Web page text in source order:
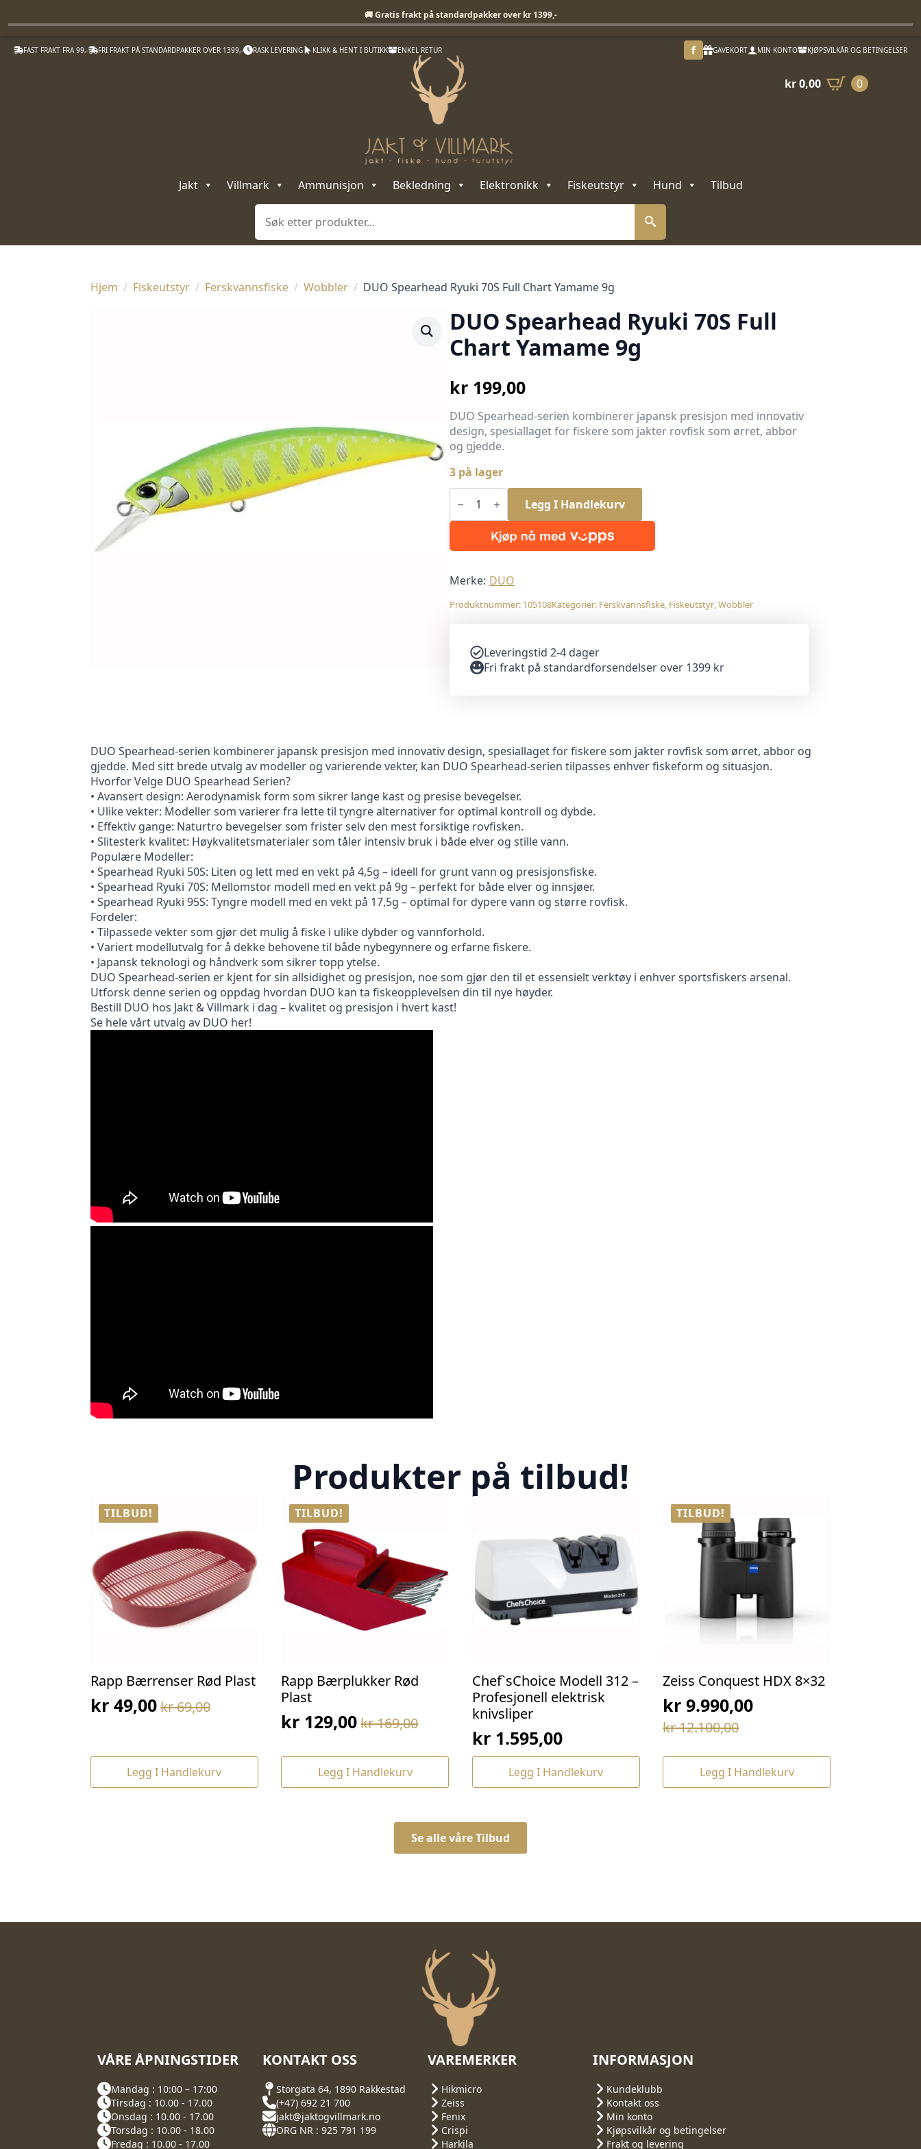
FAST FRAKT FRA 99,- FRI FRAKT PÅ STANDARDPAKKER OVER 1399,- RASK LEVERING KLIKK & HENT I BUTIKK ENKEL RETUR GAVEKORT MIN KONTO KJØPSVILKÅR OG BETINGELSER
kr0,00 0
Jakt Villmark Ammunisjon Bekledning Elektronikk Fiskeutstyr Hund
Tilbud
Søk
Hjem Fiskeutstyr Ferskvannsfiske Wobbler DUO Spearhead Ryuki 70S Full Chart Yamame 9g
DUO Spearhead Ryuki 70S Full
Chart Yamame 9g
kr 199,00
DUO Spearhead-serien kombinerer japansk presisjon med innovativ
design, spesiallaget for fiskere som jakter rovfisk som ørret, abbor
og gjedde.
3 på lager
DUO
Spearhead
70S
Chart
antall
Legg I Handlekurv
Merke: DUO
Produktnummer: 105108Kategorier: Ferskvannsfiske, Fiskeutstyr,Wobbler
Leveringstid 2-4 dager
Fri frakt på standardforsendelser over 1399 kr
DUO Spearhead-serien kombinerer japansk presisjon med innovativ design, spesiallaget for fiskere som jakter rovfisk som ørret, abbor og
gjedde. Med sitt brede utvalg av modeller og varierende vekter, kan DUO Spearhead-serien tilpasses enhver fiskeform og situasjon.
Hvorfor Velge DUO Spearhead Serien?
• Avansert design: Aerodynamisk form som sikrer lange kast og presise bevegelser.
• Ulike vekter: Modeller som varierer fra lette til tyngre alternativer for optimal kontroll og dybde.
• Effektiv gange: Naturtro bevegelser som frister selv den mest forsiktige rovfisken.
• Slitesterk kvalitet: Høykvalitetsmaterialer som tåler intensiv bruk i både elver og stille vann.
Populære Modeller:
• Spearhead Ryuki 50S: Liten og lett med en vekt på 4,5g – ideell for grunt vann og presisjonsfiske.
• Spearhead Ryuki 70S: Mellomstor modell med en vekt på 9g – perfekt for både elver og innsjøer.
• Spearhead Ryuki 95S: Tyngre modell med en vekt på 17,5g – optimal for dypere vann og større rovfisk.
Fordeler:
• Tilpassede vekter som gjør det mulig å fiske i ulike dybder og vannforhold.
• Variert modellutvalg for å dekke behovene til både nybegynnere og erfarne fiskere.
• Japansk teknologi og håndverk som sikrer topp ytelse.
DUO Spearhead-serien er kjent for sin allsidighet og presisjon, noe som gjør den til et essensielt verktøy i enhver sportsfiskers arsenal.
Utforsk denne serien og oppdag hvordan DUO kan ta fiskeopplevelsen din til nye høyder.
Bestill DUO hos Jakt & Villmark i dag – kvalitet og presisjon i hvert kast!
Se hele vårt utvalg av DUO her!
Produkter på tilbud!
TILBUD!
Rapp Bærrenser Rød Plast
kr69,00
Opprinnelig
var:
kr 69,00.
kr 49,00
Nåværende
er:
kr 49,00.
Legg I Handlekurv
TILBUD!
Rapp Bærplukker Rød
Plast
kr169,00
Opprinnelig
pris
kr 169,00.
kr 129,00
Nåværende
pris
kr 129,00.
Legg I Handlekurv
Chef`sChoice Modell 312 –
Profesjonell elektrisk
knivsliper
kr1.595,00
Legg I Handlekurv
TILBUD!
Zeiss Conquest HDX 8×32
kr12.100,00
Opprinnelig
var:
kr 12.100,00.
kr 9.990,00
Nåværende
er:
kr 9.990,00.
Legg I Handlekurv
Se alle våre Tilbud
VÅRE ÅPNINGSTIDER
Mandag : 10:00 – 17:00
Tirsdag : 10.00 - 17.00
Onsdag : 10.00 - 17.00
Torsdag : 10.00 - 18.00
Fredag : 10.00 - 17.00
KONTAKT OSS
Storgata 64, 1890 Rakkestad
(+47) 692 21 700
jakt@jaktogvillmark.no
ORG NR : 925 791 199
VAREMERKER
Hikmicro
Zeiss
Fenix
Crispi
Harkila
INFORMASJON
Kundeklubb
Kontakt oss
Min konto
Kjøpsvilkår og betingelser
Frakt og levering
🚚 Gratis frakt på standardpakker over kr 1399,-